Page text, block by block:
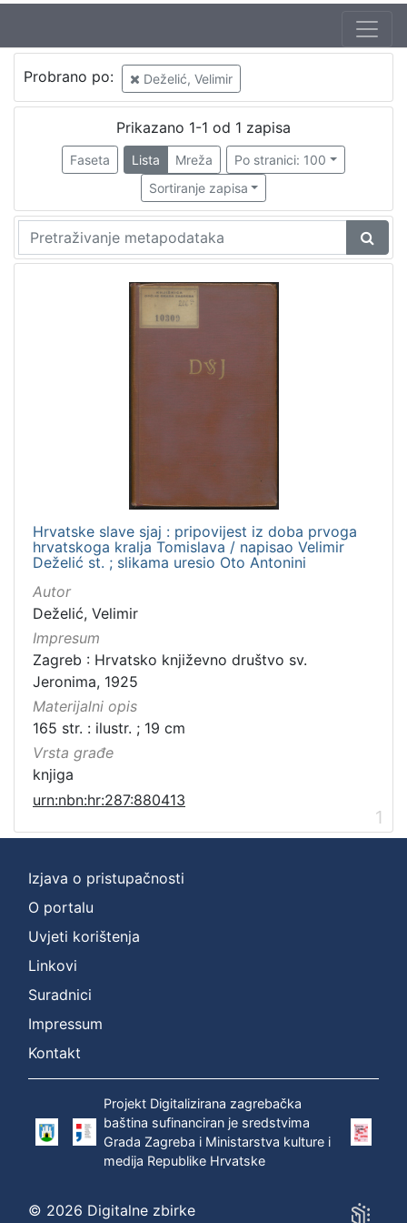
Probrano po: Deželić, Velimir
Prikazano 1-1 od 1 zapisa
Faseta Lista Mreža
Po stranici: 100
Sortiranje zapisa
Hrvatske slave sjaj : pripovijest iz doba prvoga
hrvatskoga kralja Tomislava / napisao Velimir
Deželić st. ; slikama uresio Oto Antonini
Autor
Deželić, Velimir
Impresum
Zagreb : Hrvatsko književno društvo sv.
Jeronima, 1925
Materijalni opis
165 str. : ilustr. ; 19 cm
Vrsta građe
knjiga
urn:nbn:hr:287:880413
1
Izjava o pristupačnosti
O portalu
Uvjeti korištenja
Linkovi
Suradnici
Impressum
Kontakt
Projekt Digitalizirana zagrebačka
baština sufinanciran je sredstvima
Grada Zagreba i Ministarstva kulture i
medija Republike Hrvatske
© 2026 Digitalne zbirke